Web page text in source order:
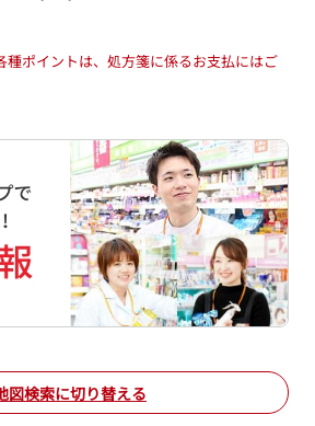
種ポイントは、処方箋に係るお支払にはご
図検索に切り替える